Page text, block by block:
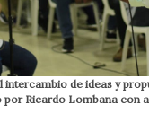
intercambio de ideas y
por Ricardo Lombana con